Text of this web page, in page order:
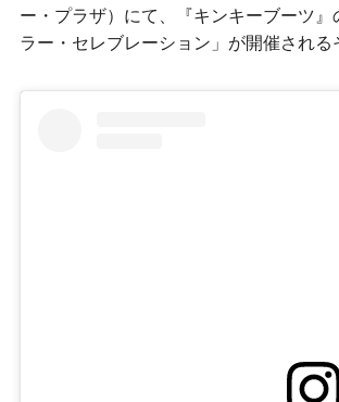
ー・プラザ）にて、『キンキーブーツ
ラー・セレブレーション」が開催され